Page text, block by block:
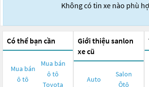
Không có tin xe nào phù
Có thể bạn cần
Mua bán
ô tô
Mua bán
ô tô
Toyota
Giới thiệu sanlon
xe cũ
Auto
Salon
Ôtô